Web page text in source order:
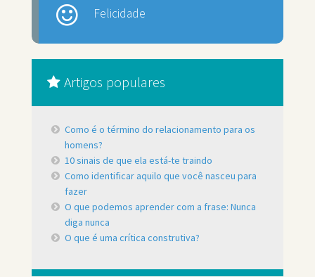
Felicidade
Artigos populares
Como é o término do relacionamento para os
homens?
10 sinais de que ela está-te traindo
Como identificar aquilo que você nasceu para
fazer
O que podemos aprender com a frase: Nunca
diga nunca
O que é uma crítica construtiva?